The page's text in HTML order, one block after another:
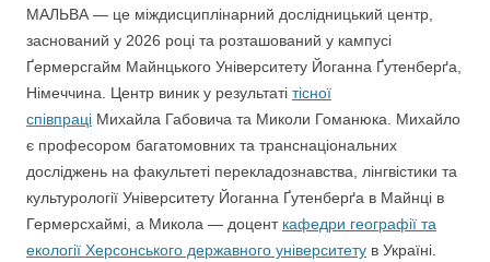
МАЛЬВА — це міждисциплінарний дослідницький центр,
заснований у 2026 році та розташований у кампусі
Ґермерсгайм Майнцького Університету Йоганна Ґутенберґа,
Німеччина. Центр виник у результаті тісної
співпраці Михайла Габовича та Миколи Гоманюка. Михайло
є професором багатомовних та транснаціональних
досліджень на факультеті перекладознавства, лінгвістики та
культурології Університету Йоганна Ґутенберґа в Майнці в
Гермерсхаймі, а Микола — доцент кафедри географії та
екології Херсонського державного університету в Україні.